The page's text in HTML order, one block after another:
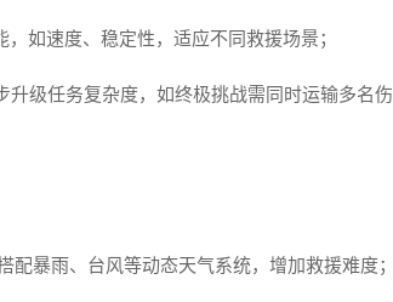
如速度、稳定性，适应不同救援场景；
级任务复杂度，如终极挑战需同时运输多名伤
暴雨、台风等动态天气系统，增加救援难度；